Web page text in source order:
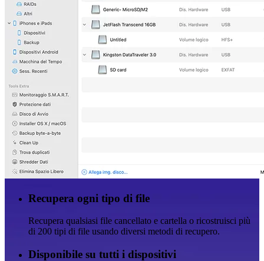
Recupera ogni tipo di file
Recupera qualsiasi file cancellato e cartella o ricostruisci più
di 200 tipi di file usando diversi metodi di recupero.
Disponibile su tutti i dispositivi